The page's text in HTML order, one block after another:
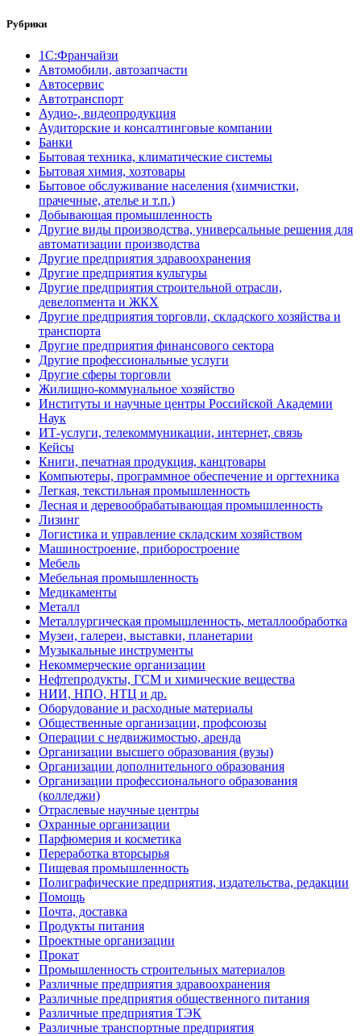
Рубрики
1С:Франчайзи
Автомобили, автозапчасти
Автосервис
Автотранспорт
Аудио-, видеопродукция
Аудиторские и консалтинговые компании
Банки
Бытовая техника, климатические системы
Бытовая химия, хозтовары
Бытовое обслуживание населения (химчистки,
прачечные, ателье и т.п.)
Добывающая промышленность
Другие виды производства, универсальные решения для
автоматизации производства
Другие предприятия здравоохранения
Другие предприятия культуры
Другие предприятия строительной отрасли,
девелопмента и ЖКХ
Другие предприятия торговли, складского хозяйства и
транспорта
Другие предприятия финансового сектора
Другие профессиональные услуги
Другие сферы торговли
Жилищно-коммунальное хозяйство
Институты и научные центры Российской Академии
Наук
ИТ-услуги, телекоммуникации, интернет, связь
Кейсы
Книги, печатная продукция, канцтовары
Компьютеры, программное обеспечение и оргтехника
Легкая, текстильная промышленность
Лесная и деревообрабатывающая промышленность
Лизинг
Логистика и управление складским хозяйством
Машиностроение, приборостроение
Мебель
Мебельная промышленность
Медикаменты
Металл
Металлургическая промышленность, металлообработка
Музеи, галереи, выставки, планетарии
Музыкальные инструменты
Некоммерческие организации
Нефтепродукты, ГСМ и химические вещества
НИИ, НПО, НТЦ и др.
Оборудование и расходные материалы
Общественные организации, профсоюзы
Операции с недвижимостью, аренда
Организации высшего образования (вузы)
Организации дополнительного образования
Организации профессионального образования
(колледжи)
Отраслевые научные центры
Охранные организации
Парфюмерия и косметика
Переработка вторсырья
Пищевая промышленность
Полиграфические предприятия, издательства, редакции
Помощь
Почта, доставка
Продукты питания
Проектные организации
Прокат
Промышленность строительных материалов
Различные предприятия здравоохранения
Различные предприятия общественного питания
Различные предприятия ТЭК
Различные транспортные предприятия